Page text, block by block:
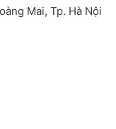
Mai, Tp. Hà Nội